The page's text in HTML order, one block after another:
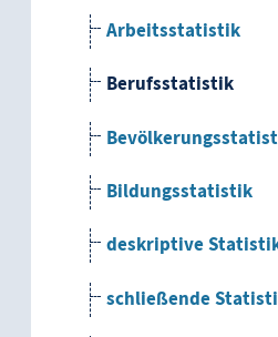
Arbeitsstatistik
Berufsstatistik
Bildungsstatistik
deskriptive
schließende